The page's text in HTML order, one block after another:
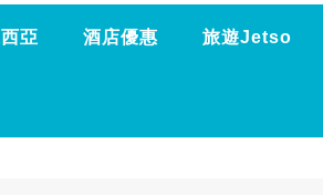
亞 酒店優惠 旅遊Jetso